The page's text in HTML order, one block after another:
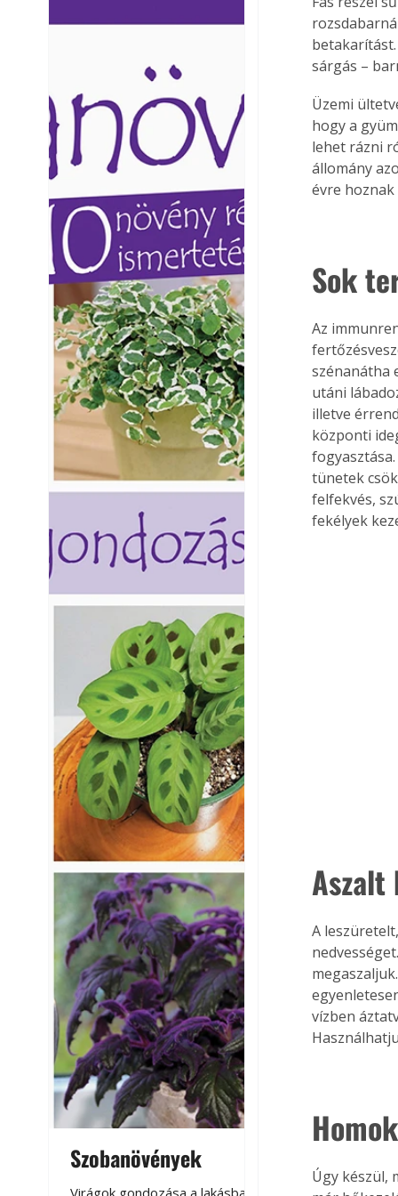
Ezermester
Laptapir kényelmes
Szobanövények
teraszon,
sárgás –
Üzemi
hogy a
lehet rázni
állomány
évre
Sok
Az
szénanátha
utáni
illetve
központi
tünetek
felfekvés,
fekélyek
Aszalt
A
vízben
Úgy készül,